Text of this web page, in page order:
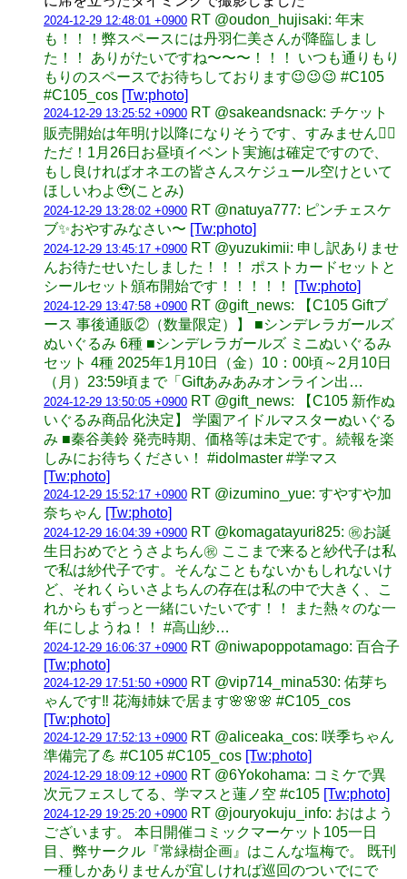
2024-12-29 12:48:01 +0900 RT @oudon_hujisaki: 年末
も！！！弊スペースには丹羽仁美さんが降臨しまし
た！！ ありがたいですね〜〜〜！！！ いつも通りもり
もりのスペースでお待ちしております😉😉😉 #C105
#C105_cos [Tw:photo]
2024-12-29 13:25:52 +0900 RT @sakeandsnack: チケット
販売開始は年明け以降になりそうです、すみません🙇‍♀️
ただ！1月26日お昼頃イベント実施は確定ですので、
もし良ければオネエの皆さんスケジュール空けといて
ほしいわよ🥹(ことみ)
2024-12-29 13:28:02 +0900 RT @natuya777: ピンチェスケ
ブ✨おやすみなさい〜 [Tw:photo]
2024-12-29 13:45:17 +0900 RT @yuzukimii: 申し訳ありませ
んお待たせいたしました！！！ ポストカードセットと
シールセット頒布開始です！！！！！
[Tw:photo]
2024-12-29 13:47:58 +0900 RT @gift_news: 【C105 Giftブ
ース 事後通販②（数量限定）】 ■シンデレラガールズ
ぬいぐるみ 6種 ■シンデレラガールズ ミニぬいぐるみ
セット 4種 2025年1月10日（金）10：00頃～2月10日
（月）23:59頃まで「Giftあみあみオンライン出…
2024-12-29 13:50:05 +0900 RT @gift_news: 【C105 新作ぬ
いぐるみ商品化決定】 学園アイドルマスターぬいぐる
み ■秦谷美鈴 発売時期、価格等は未定です。続報を楽
しみにお待ちください！ #idolmaster #学マス
[Tw:photo]
2024-12-29 15:52:17 +0900 RT @izumino_yue: すやすや加
奈ちゃん [Tw:photo]
2024-12-29 16:04:39 +0900 RT @komagatayuri825: ㊗️お誕
生日おめでとうさよちん㊗️ ここまで来ると紗代子は私
で私は紗代子です。そんなこともないかもしれないけ
ど、それくらいさよちんの存在は私の中で大きく、こ
れからもずっと一緒にいたいです！！ また熱々のな一
年にしようね！！ #高山紗…
2024-12-29 16:06:37 +0900 RT @niwapoppotamago: 百合子
[Tw:photo]
2024-12-29 17:51:50 +0900 RT @vip714_mina530: 佑芽ち
ゃんです‼️ 花海姉妹で居ます🌸🌸🌸 #C105_cos
[Tw:photo]
2024-12-29 17:52:13 +0900 RT @aliceaka_cos: 咲季ちゃん
準備完了💪 #C105 #C105_cos [Tw:photo]
2024-12-29 18:09:12 +0900 RT @6Yokohama: コミケで異
次元フェスしてる、学マスと蓮ノ空 #c105 [Tw:photo]
2024-12-29 19:25:20 +0900 RT @jouryokuju_info: おはよう
ございます。 本日開催コミックマーケット105一日
目、弊サークル『常緑樹企画』はこんな塩梅で。 既刊
一種しかありませんが宜しければ巡回のついでにで